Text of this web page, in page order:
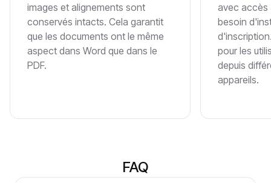
images et alignements sont
conservés intacts. Cela garantit
que les documents ont le même
aspect dans Word que dans le
PDF.
avec accès
besoin
pour les
depuis
appareils.
FAQ